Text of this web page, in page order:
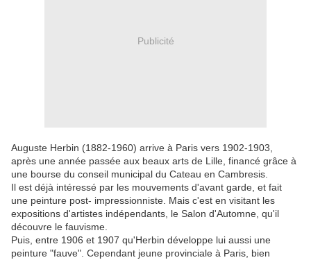
Publicité
Auguste Herbin (1882-1960) arrive à Paris vers 1902-1903,
après une année passée aux beaux arts de Lille, financé grâce à
une bourse du conseil municipal du Cateau en Cambresis.
Il est déjà intéressé par les mouvements d'avant garde, et fait
une peinture post- impressionniste. Mais c'est en visitant les
expositions d'artistes indépendants, le Salon d'Automne, qu'il
découvre le fauvisme.
Puis, entre 1906 et 1907 qu'Herbin développe lui aussi une
peinture "fauve". Cependant jeune provinciale à Paris, bien